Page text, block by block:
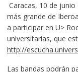
Caracas, 10 de junio
más grande de
a participar en U>
universitarias, que
http://
Las bandas podrán